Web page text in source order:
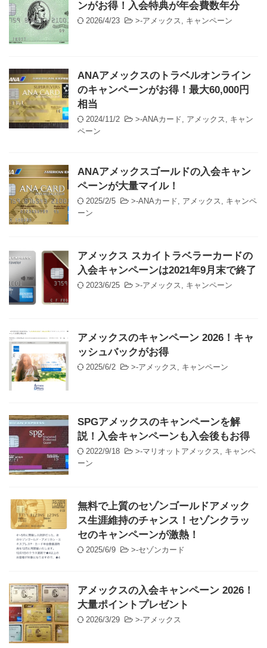
ンがお得！入会特典が年会費数年分
2026/4/23 >-アメックス, キャンペーン
ANAアメックスのトラベルオンライン
のキャンペーンがお得！最大60,000円
相当
2024/11/2 >-ANAカード, アメックス, キャン
ペーン
ANAアメックスゴールドの入会キャン
ペーンが大量マイル！
2025/2/5 >-ANAカード, アメックス, キャンペ
ーン
アメックス スカイトラベラーカードの
入会キャンペーンは2021年9月末で終了
2023/6/25 >-アメックス, キャンペーン
アメックスのキャンペーン 2026！キャ
ッシュバックがお得
2025/6/2 >-アメックス, キャンペーン
SPGアメックスのキャンペーンを解
説！入会キャンペーンも入会後もお得
2022/9/18 >-マリオットアメックス, キャンペ
ーン
無料で上質のセゾンゴールドアメック
ス生涯維持のチャンス！セゾンクラッ
セのキャンペーンが激熱！
2025/6/9 >-セゾンカード
アメックスの入会キャンペーン 2026！
大量ポイントプレゼント
2026/3/29 >-アメックス